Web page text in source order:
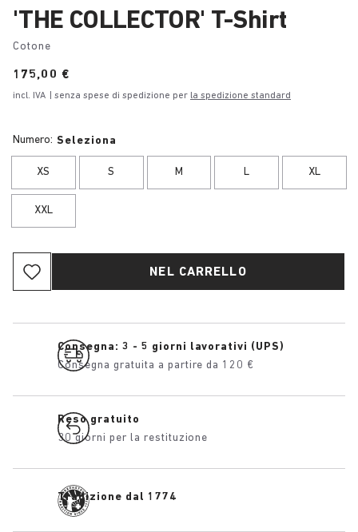
'THE COLLECTOR' T-Shirt
Cotone
Price:
175,00 €
incl. IVA | senza spese di spedizione per la spedizione standard
Numero: Seleziona
XS S M L XL
XXL
NEL CARRELLO
Consegna: 3 - 5 giorni lavorativi (UPS)
Consegna gratuita a partire da 120 €
Reso gratuito
30 giorni per la restituzione
Tradizione dal 1774